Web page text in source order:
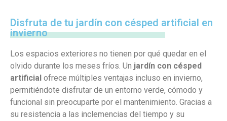
Disfruta de tu jardín con césped artificial en
invierno
Los espacios exteriores no tienen por qué quedar en el
olvido durante los meses fríos. Un jardín con césped
artificial ofrece múltiples ventajas incluso en invierno,
permitiéndote disfrutar de un entorno verde, cómodo y
funcional sin preocuparte por el mantenimiento. Gracias a
su resistencia a las inclemencias del tiempo y su